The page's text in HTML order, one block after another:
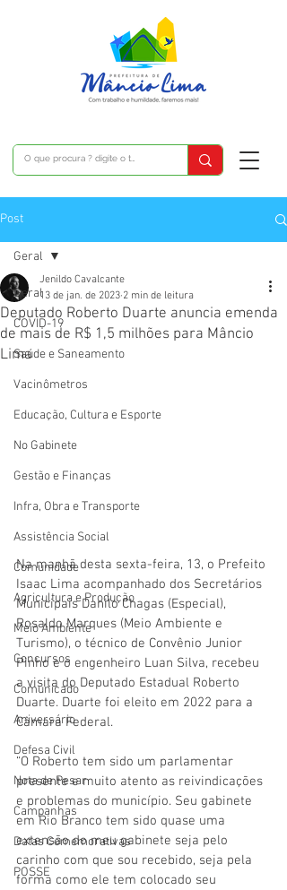
Post
Geral
COVID-19
Saúde e Saneamento
Vacinômetros
Educação, Cultura e Esporte
No Gabinete
Gestão e Finanças
Infra, Obra e Transporte
Assistência Social
Comunidade
Agricultura e Produção
Meio Ambiente
Concursos
Comunicado
Aniversário
Defesa Civil
Nota de Pesar
Campanhas
Datas Comemorativas
POSSE
Geral
Deputado Roberto Duarte anuncia emenda
de mais de R$ 1,5 milhões para Mâncio
Lima
Jenildo Cavalcante
13 de jan. de 2023 2 min de leitura
Na manhã desta sexta-feira, 13, o Prefeito
Isaac Lima acompanhado dos Secretários
Municipais Danilo Chagas (Especial),
Rosaldo Marques (Meio Ambiente e
Turismo), o técnico de Convênio Junior
Pinho e o engenheiro Luan Silva, recebeu
a visita do Deputado Estadual Roberto
Duarte. Duarte foi eleito em 2022 para a
Câmara Federal.
“O Roberto tem sido um parlamentar
presente e muito atento as reivindicações
e problemas do município. Seu gabinete
em Rio Branco tem sido quase uma
extensão do meu gabinete seja pelo
carinho com que sou recebido, seja pela
forma como ele tem colocado seu